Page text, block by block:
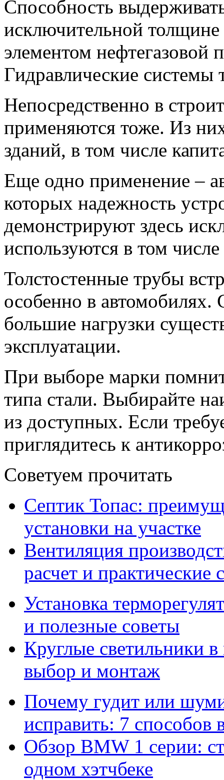
Способность
исключительной
элементом
Гидравлические
Непосредственно в
применяются тоже. Из
зданий, в том числе
Еще одно применение –
которых надежность
демонстрируют здесь
используются в том
Толстостенные трубы
особенно в автомобилях.
большие нагрузки
эксплуатации.
При выборе марки
типа стали. Выбирайте
из доступных. Если
приглядитесь к
Советуем прочитать
Септик Топас:
установки на участке
Вентиляция
расчет и практические
Установка
и полезные советы
Круглые светильники
выбор и монтаж
Почему гудит или
исправить: 7 способов
Обзор BMW 1 серии:
одном хэтчбеке